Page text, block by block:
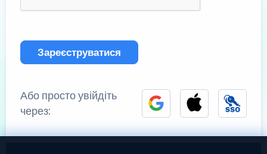
Зареєструватися
Або просто увійдіть
через: